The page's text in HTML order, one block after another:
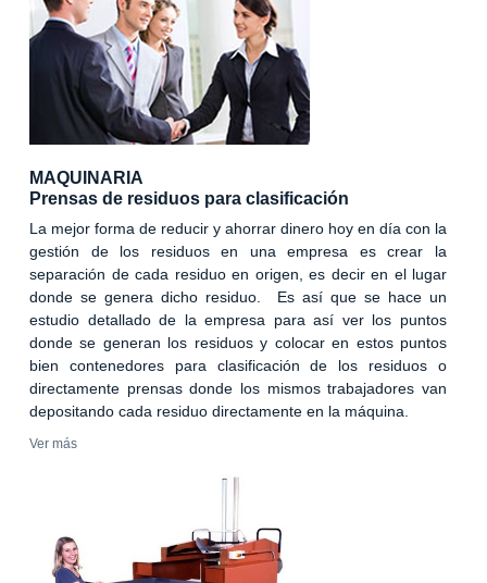
MAQUINARIA
Prensas de residuos para clasificación
La mejor forma de reducir y ahorrar dinero hoy en día con la
gestión de los residuos en una empresa es crear la
separación de cada residuo en origen, es decir en el lugar
donde se genera dicho residuo. Es así que se hace un
estudio detallado de la empresa para así ver los puntos
donde se generan los residuos y colocar en estos puntos
bien contenedores para clasificación de los residuos o
directamente prensas donde los mismos trabajadores van
depositando cada residuo directamente en la máquina.
Ver más